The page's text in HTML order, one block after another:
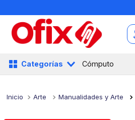
Categorías Cómputo
Arte Manualidades y Arte
1.
mochilas
.
libretas
3.
cuaderno
5.
colores